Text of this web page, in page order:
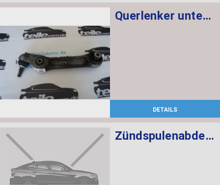
Querlenker unten mit Gummilager links
DETAILS
Zündspulenabdeckung